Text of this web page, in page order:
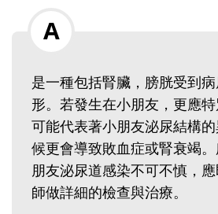
是一種包括腎臟，膀胱受到
形。若發生在小朋友，更應
可能代表著小朋友泌尿結構
候更會導致敗血症或腎衰竭
朋友泌尿道感染不可不慎，
師做詳細的檢查與治療。